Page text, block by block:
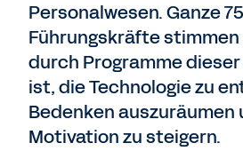
Personalwesen. Ganze
Führungskräfte stimmen
durch Programme
ist, die Technologie zu
Bedenken auszuräumen
Motivation zu steigern.